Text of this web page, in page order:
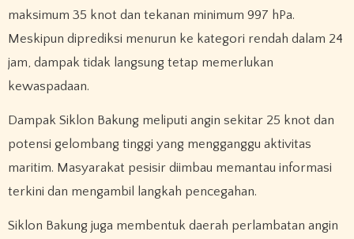
maksimum 35 knot dan tekanan minimum 997 hPa.
Meskipun diprediksi menurun ke kategori rendah dalam 24
jam, dampak tidak langsung tetap memerlukan
kewaspadaan.
Dampak Siklon Bakung meliputi angin sekitar 25 knot dan
potensi gelombang tinggi yang mengganggu aktivitas
maritim. Masyarakat pesisir diimbau memantau informasi
terkini dan mengambil langkah pencegahan.
Siklon Bakung juga membentuk daerah perlambatan angin